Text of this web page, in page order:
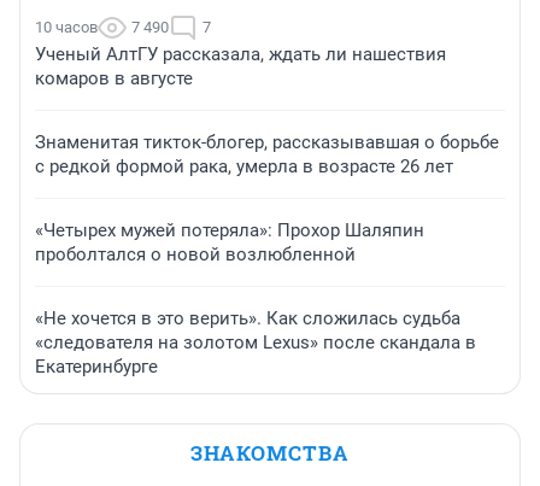
10 часов 7 490 7
Ученый АлтГУ рассказала, ждать ли нашествия
комаров в августе
Знаменитая тикток-блогер, рассказывавшая о борьбе
с редкой формой рака, умерла в возрасте 26 лет
«Четырех мужей потеряла»: Прохор Шаляпин
проболтался о новой возлюбленной
«Не хочется в это верить». Как сложилась судьба
«следователя на золотом Lexus» после скандала в
Екатеринбурге
ЗНАКОМСТВА